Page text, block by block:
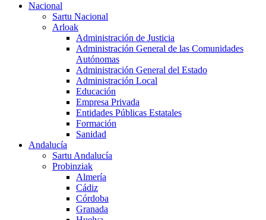
Nacional
Sartu Nacional
Arloak
Administración de Justicia
Administración General de las Comunidades
Autónomas
Administración General del Estado
Administración Local
Educación
Empresa Privada
Entidades Públicas Estatales
Formación
Sanidad
Andalucía
Sartu Andalucía
Probinziak
Almería
Cádiz
Córdoba
Granada